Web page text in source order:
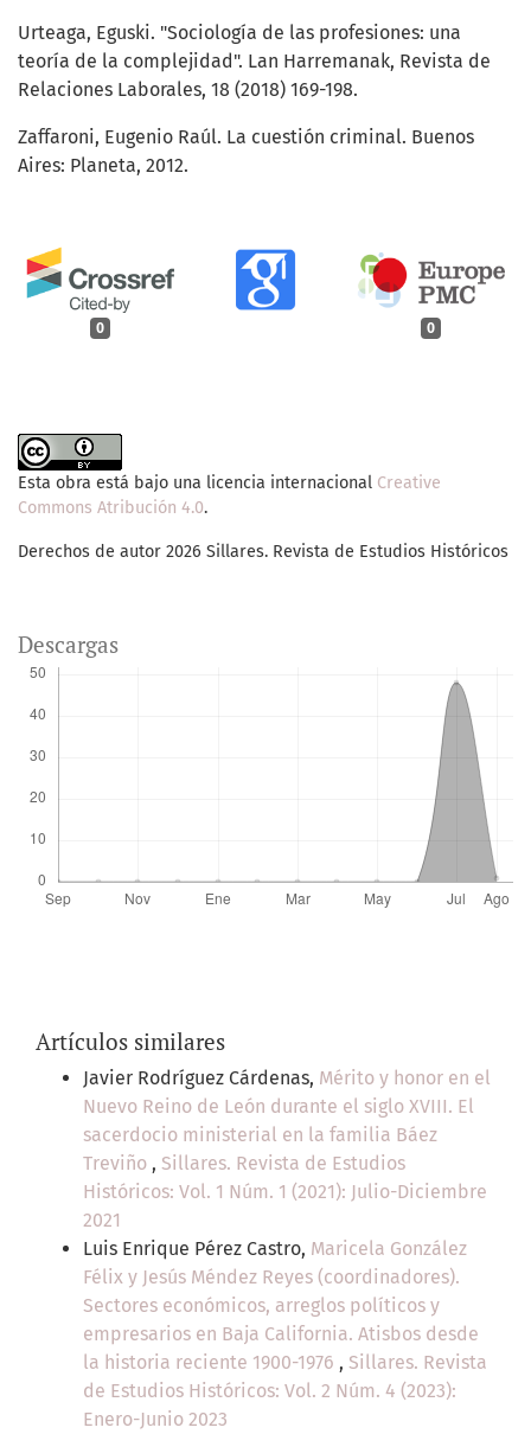
0 0
Urteaga, Eguski. "Sociología de las profesiones: una
teoría de la complejidad". Lan Harremanak, Revista de
Relaciones Laborales, 18 (2018) 169-198.
Zaffaroni, Eugenio Raúl. La cuestión criminal. Buenos
Aires: Planeta, 2012.
Esta obra está bajo una licencia internacional Creative
Commons Atribución 4.0.
Derechos de autor 2026 Sillares. Revista de Estudios Históricos
Descargas
Artículos similares
Javier Rodríguez Cárdenas, Mérito y honor en el
Nuevo Reino de León durante el siglo XVIII. El
sacerdocio ministerial en la familia Báez
Treviño , Sillares. Revista de Estudios
Históricos: Vol. 1 Núm. 1 (2021): Julio-Diciembre
2021
Luis Enrique Pérez Castro, Maricela González
Félix y Jesús Méndez Reyes (coordinadores).
Sectores económicos, arreglos políticos y
empresarios en Baja California. Atisbos desde
la historia reciente 1900-1976 , Sillares. Revista
de Estudios Históricos: Vol. 2 Núm. 4 (2023):
Enero-Junio 2023